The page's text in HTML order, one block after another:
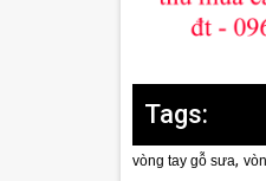
Tags:
vòng tay gỗ sưa,